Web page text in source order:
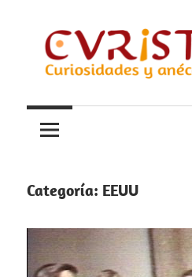
contenido
Curistoria
y
anécdotas
historia
Categoría: EEUU